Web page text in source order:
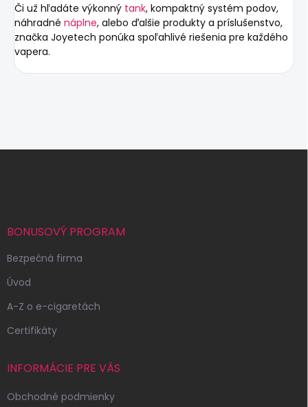
Či už hľadáte výkonný tank, kompaktný systém podov,
náhradné náplne, alebo ďalšie produkty a príslušenstvo,
značka Joyetech ponúka spoľahlivé riešenia pre každého
vapera.
Z
BONUSOVÝ PROGRAM
Bezpečná firma
Úvod
A-Z o e-cigaretách
Certifikáty
INFORMÁCIE PRE VÁS
Obchodné podmienky